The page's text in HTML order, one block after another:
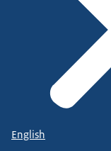
English